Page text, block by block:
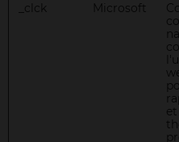
_clck
Microsoft